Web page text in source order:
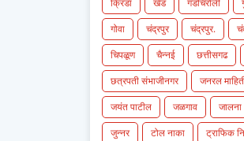
क्रिडा
खेड गडचिरोली
गोवा
चंद्रपुर चंद्रपुर.
चिपळूण
चैन्नई छत्तीसगढ
छत्रपती संभाजीनगर
जनरल
जयंत पाटील
जळगाव जालना
जुन्नर
टोल नाका ट्राफिक